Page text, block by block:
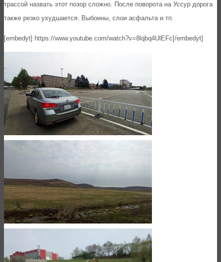
трассой назвать этот позор сложно. После поворота на Уссур дорога
также резко ухудшается. Выбоины, слои асфальта и тп.
[embedyt] https://www.youtube.com/watch?v=8lqbq4UlEFc[/embedyt]